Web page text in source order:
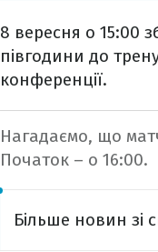
8 вересня о 15:00
півгодини до
конференції.
Нагадаємо, що
Початок – о 16:00.
Більше новин зі